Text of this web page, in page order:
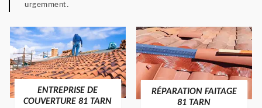
urgemment.
ENTREPRISE DE
COUVERTURE 81 TARN
RÉPARATION FAITAGE
81 TARN